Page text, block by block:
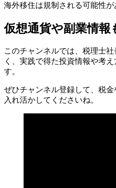
海外移住は規制される可能性が
仮想通貨や副業情報
このチャンネルでは、税理士
く、実践で得た投資情報や考
す。
ぜひチャンネル登録して、税
入れ活かしてくださいね。